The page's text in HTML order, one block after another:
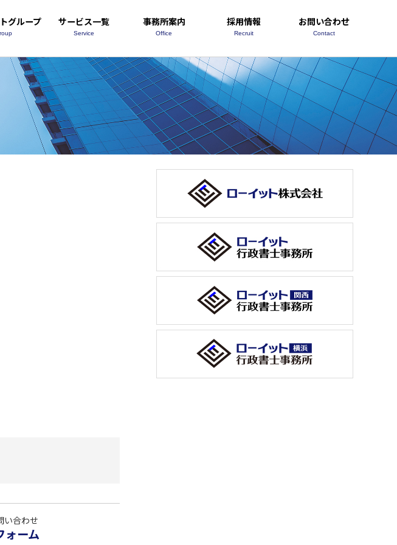
グループ サービス一覧
Service
事務所案内
Office
採用情報
Recruit
お問い合わせ
Contact
い合わせ
ォーム